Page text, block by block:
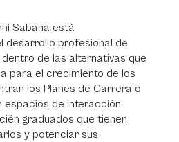
Sabana está
desarrollo profesional de
de las alternativas que
para el crecimiento de los
los Planes de Carrera o
espacios de interacción
graduados que tienen
y potenciar sus